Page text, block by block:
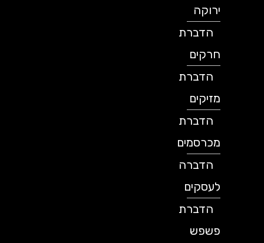
ירוקה
הדברת
חרקים
הדברת
מזיקים
הדברת
מכרסמים
הדברה
לעסקים
הדברת
פשפש